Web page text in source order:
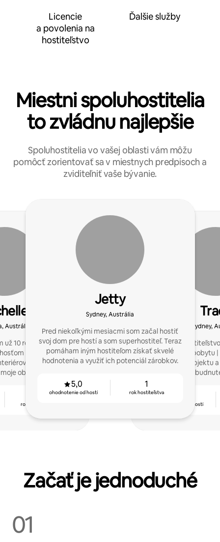
Licencie
a povolenia na
hostiteľstvo
Ďalšie služby
Miestni spoluhostitelia
to zvládnu najlepšie
Spoluhostitelia vo vašej oblasti vám môžu
pomôcť zorientovať sa v miestnych predpisoch a
zviditeľniť vaše bývanie.
Austrália
10 rokov. Snažím sa
5-hviezdičkový
dizajnér
objekty vynikli od
rokov hostiteľstva
Jetty
Sydney, Austrália
Pred niekoľkými mesiacmi som začal hostiť
svoj dom pre hostí a som superhostiteľ. Teraz
pomáham iným hostiteľom získať skvelé
hodnotenia a využiť ich potenciál zárobkov.
5,0
ohodnotenie od hostí
1
rok hostiteľstva
Sydney,
Kompletné
1 000 nocami pobytu
Nastavenie objektu
vytvorenie
ohodnotenie od hostí
Začať je jednoduché
01